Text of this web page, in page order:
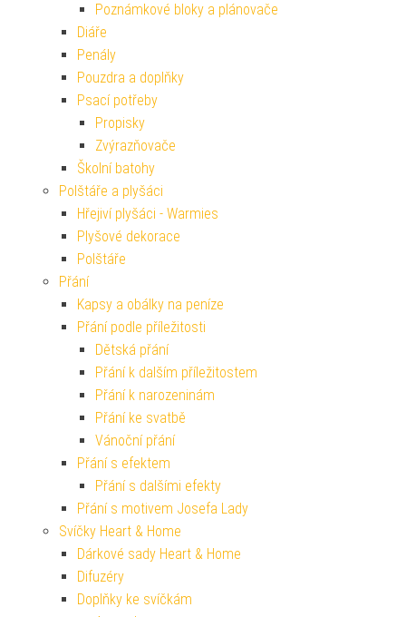
Poznámkové bloky a plánovače
Diáře
Penály
Pouzdra a doplňky
Psací potřeby
Propisky
Zvýrazňovače
Školní batohy
Polštáře a plyšáci
Hřejiví plyšáci - Warmies
Plyšové dekorace
Polštáře
Přání
Kapsy a obálky na peníze
Přání podle příležitosti
Dětská přání
Přání k dalším příležitostem
Přání k narozeninám
Přání ke svatbě
Vánoční přání
Přání s efektem
Přání s dalšími efekty
Přání s motivem Josefa Lady
Svíčky Heart & Home
Dárkové sady Heart & Home
Difuzéry
Doplňky ke svíčkám